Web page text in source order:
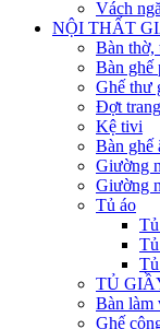
Vách
NỘI THẤT
Bàn thờ,
Bàn ghế
Ghế thư
Đợt
Kệ tivi
Bàn ghế
Giường
Giường
Tủ áo
TỦ
Bàn làm
Ghế